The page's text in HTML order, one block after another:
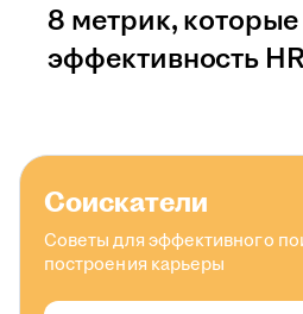
8 метрик,
эффективность HR
Соискатели
Советы для эффективного
построения карьеры